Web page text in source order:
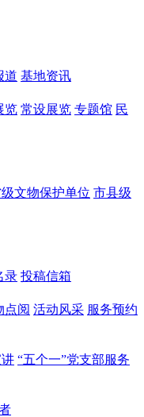
道 基地资讯
览 常设展览 专题馆 民
文物保护单位 市县级
录 投稿信箱
点阅 活动风采 服务预约
“五个一”党支部服务